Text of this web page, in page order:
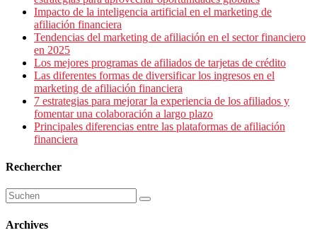
Impacto de la inteligencia artificial en el marketing de
afiliación financiera
Tendencias del marketing de afiliación en el sector financiero
en 2025
Los mejores programas de afiliados de tarjetas de crédito
Las diferentes formas de diversificar los ingresos en el
marketing de afiliación financiera
7 estrategias para mejorar la experiencia de los afiliados y
fomentar una colaboración a largo plazo
Principales diferencias entre las plataformas de afiliación
financiera
Rechercher
Archives